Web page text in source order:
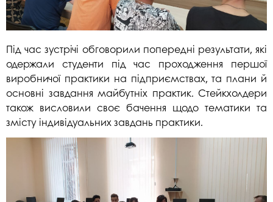
Під час зустрічі обговорили попередні результати, які
одержали студенти під час проходження першої
виробничої практики на підприємствах, та плани й
основні завдання майбутніх практик. Стейкхолдери
також висловили своє бачення щодо тематики та
змісту індивідуальних завдань практики.